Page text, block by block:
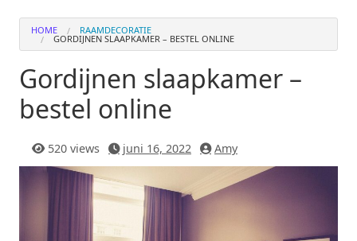
HOME RAAMDECORATIE
GORDIJNEN SLAAPKAMER – BESTEL ONLINE
Gordijnen slaapkamer –
bestel online
520 views juni 16, 2022 Amy